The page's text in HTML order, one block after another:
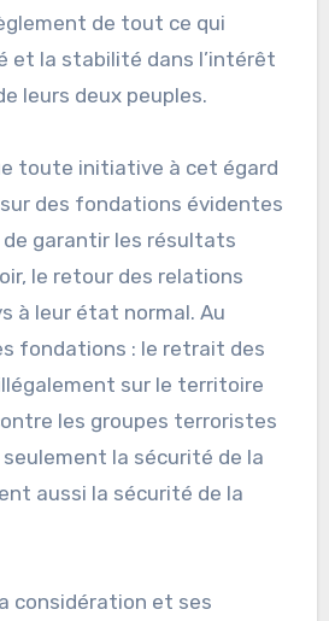
de tout ce qui
et la stabilité dans l’intérêt
leurs deux peuples.
toute initiative à cet égard
des fondations évidentes
garantir les résultats
le retour des relations
à leur état normal. Au
fondations : le retrait des
sur le territoire
les groupes terroristes
la sécurité de la
aussi la sécurité de la
considération et ses